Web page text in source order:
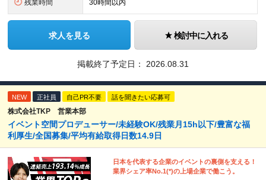
残業時間 30時間以内
求人を見る 検討中に入れる
掲載終了予定日： 2026.08.31
NEW 正社員 自己PR不要 話を聞きたい応募可
株式会社TKP 営業本部
イベント空間プロデューサー/未経験OK/残業月15h以下/豊富な福
利厚生/全国募集/平均有給取得日数14.9日
日本を代表する企業のイベントの裏側を支える！
業界シェア率No.1(*)の上場企業で働こう。